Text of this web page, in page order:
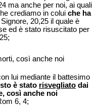
ma anche per noi, ai quali
crediamo in colui che ha
20,25 il quale è
ed è stato risuscitato per
così anche noi
lui mediante il battesimo
è stato risvegliato dai
così anche noi
6, 4;